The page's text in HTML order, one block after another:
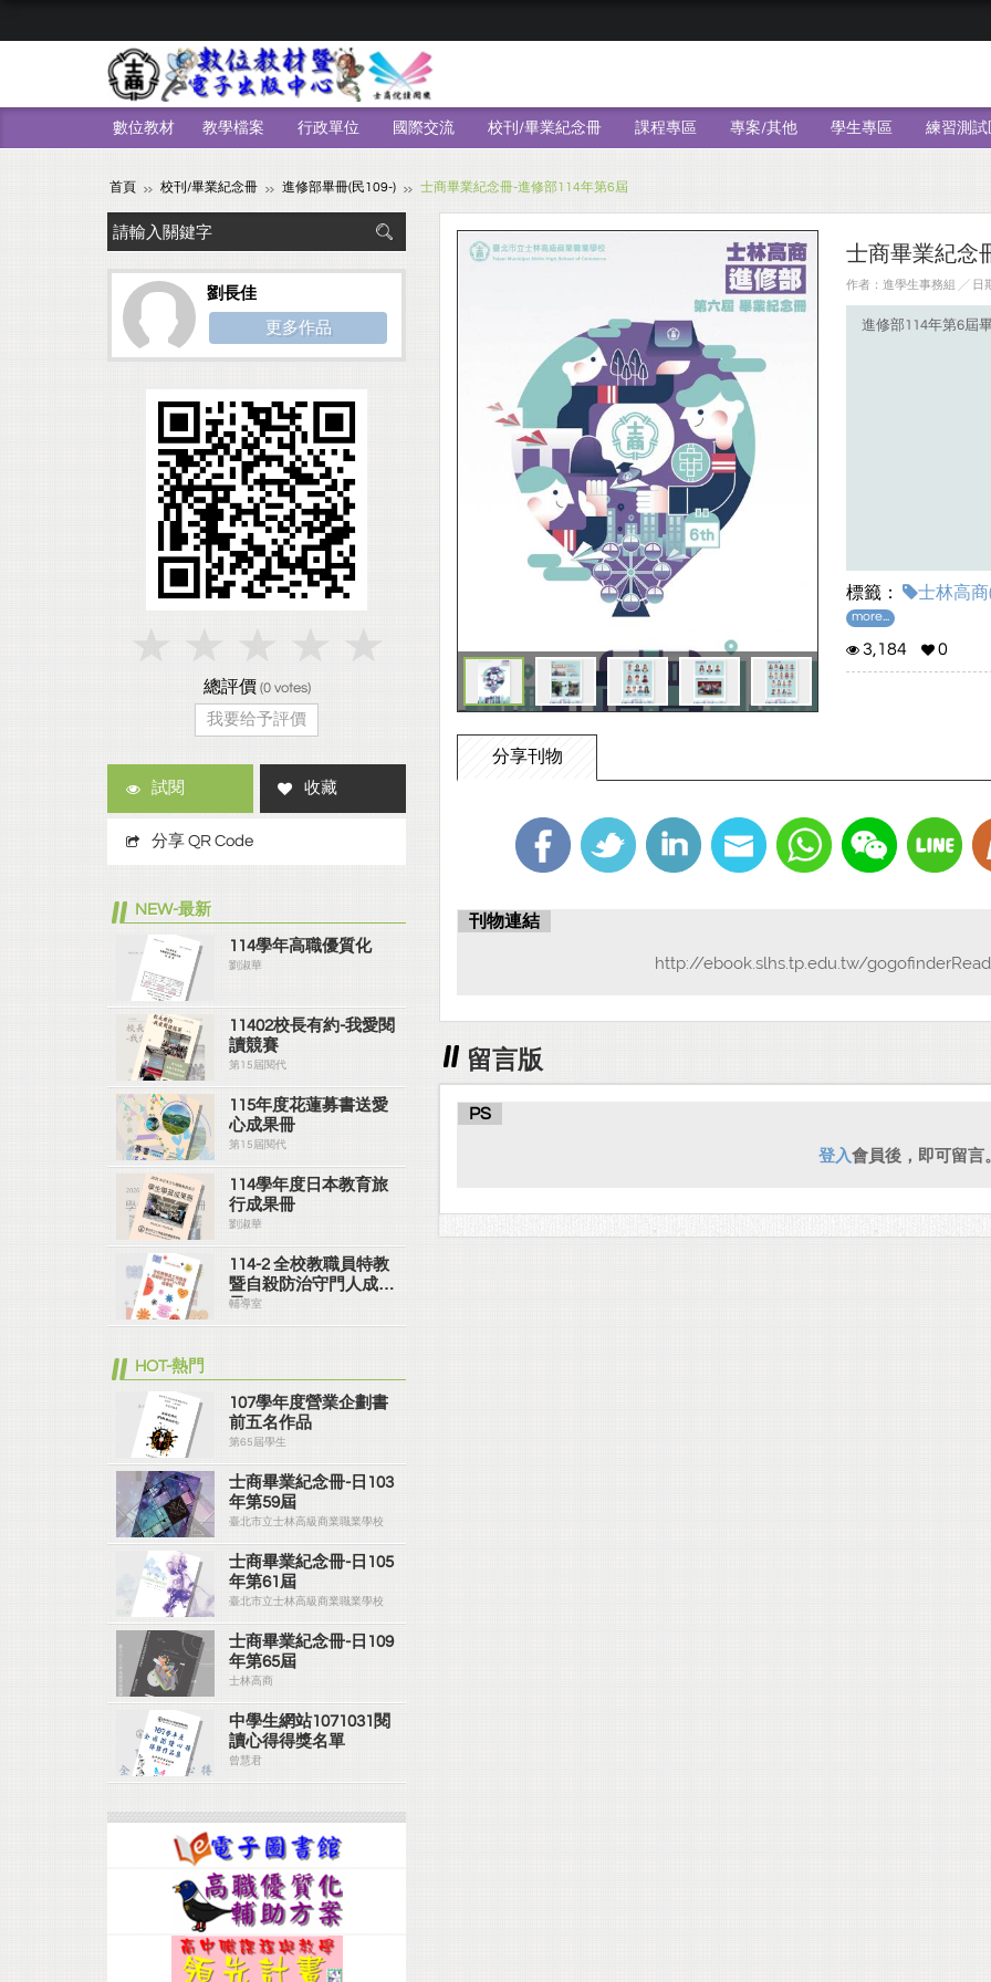
數位教材 教學檔案 行政單位 國際交流 校刊/畢業紀念冊 課程專區 專案/其他 學生專區 練習測試
首頁 校刊/畢業紀念冊 進修部畢冊(民109-) 士商畢業紀念冊-進修部114年第6屆
士商畢業紀念
作者：進學生事務組 ╱ 日
進修部114年第6屆
標籤： 士林高商
more...
3,184 0
分享刊物
刊物連結
http://ebook.slhs.tp.edu.tw/
留言版
PS
登入會員後，即可留言
劉長佳
更多作品
總評價 (0votes)
我要给予評價
試閱 收藏
分享 QR Code
NEW-最新
114學年高職優質化
劉淑華
11402校長有約-我愛閱
讀競賽
第15屆閱代
115年度花蓮募書送愛
心成果冊
第15屆閱代
114學年度日本教育旅
行成果冊
劉淑華
114-2 全校教職員特教
暨自殺防治守門人成果
冊
輔導室
HOT-熱門
107學年度營業企劃書
前五名作品
第65屆學生
士商畢業紀念冊-日103
年第59屆
臺北市立士林高級商業職業學校
士商畢業紀念冊-日105
年第61屆
臺北市立士林高級商業職業學校
士商畢業紀念冊-日109
年第65屆
士林高商
中學生網站1071031閱
讀心得得獎名單
曾慧君